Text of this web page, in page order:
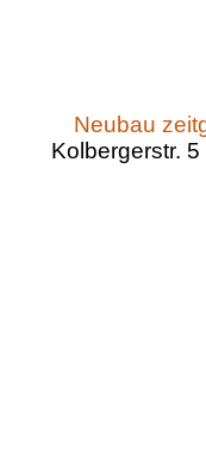
Neubau
Kolbergerstr.